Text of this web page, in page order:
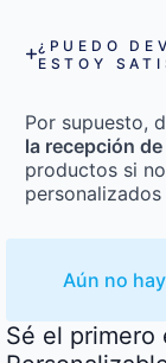
¿PUEDO
ESTOY
Por supuesto,
la recepción
productos si
Aún no
Sé el primero